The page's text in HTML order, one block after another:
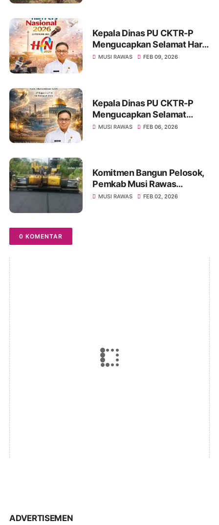
Kepala Dinas PU CKTR-P
Mengucapkan Selamat Hari
Pers Nasional 2026
MUSI RAWAS FEB 09, 2026
Kepala Dinas PU CKTR-P
Mengucapkan Selamat
Memperingati Isra Miraj Nabi
MUSI RAWAS FEB 06, 2026
Komitmen Bangun Pelosok,
Pemkab Musi Rawas
Rampungkan 15 Proyek
MUSI RAWAS FEB 02, 2026
0 KOMENTAR
ADVERTISEMEN